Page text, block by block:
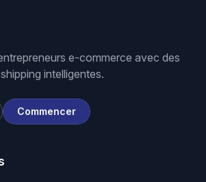
e-commerce avec des
intelligentes.
Commencer